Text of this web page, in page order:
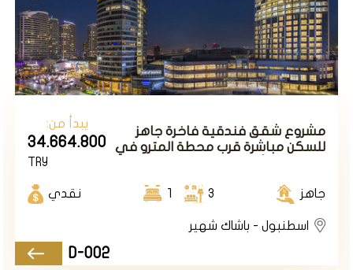
مشروع شقق فندقية فاخرة جاهز
للسكن مباشرة قرب محطة المترو في
يبدأ من:
34.664.800
TRY
جاهز 3
1 نقدي
اسطنبول - باشاك شهير
D-002